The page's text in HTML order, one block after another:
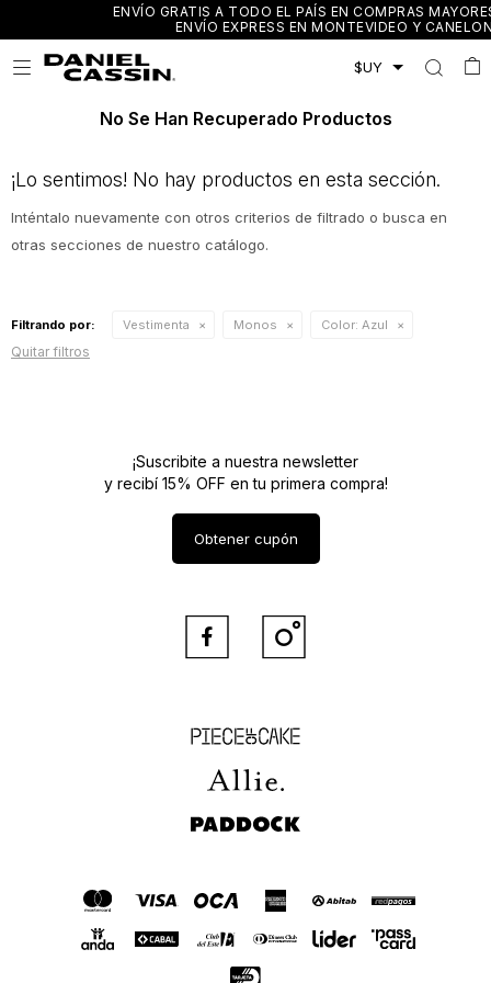
ENVÍO GRATIS A TODO EL PAÍS EN COMPRAS MAYORES A
ENVÍO EXPRESS EN MONTEVIDEO Y CANELONES

No Se Han Recuperado Productos
¡Lo sentimos! No hay productos en esta sección.
Inténtalo nuevamente con otros criterios de filtrado o busca en
otras secciones de nuestro catálogo.
Filtrando por: Vestimenta Monos Color: Azul
Quitar filtros
Piece of Cake
Allie
Paddock
¡Suscribite a nuestra newsletter
y recibí 15% OFF en tu primera compra!
Obtener cupón
 